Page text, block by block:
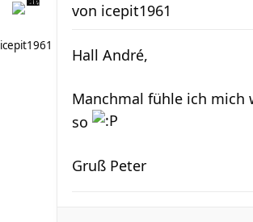
icepit1961
von icepit1961
Hall André,
Manchmal fühle ich mich
so
Gruß Peter